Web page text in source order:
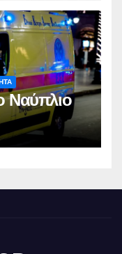
Ναύπλιο